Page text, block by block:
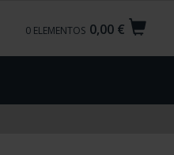
0,00 €
0 ELEMENTOS